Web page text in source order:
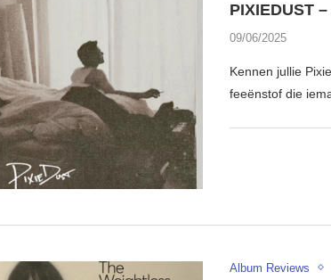
PIXIEDUST
09/06/2025
Kennen jullie
feeënstof die
Album Reviews